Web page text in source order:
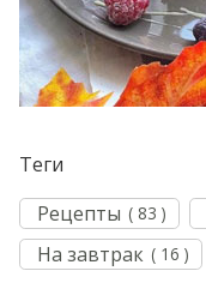
Теги
Рецепты ( 83 )
На завтрак ( 16 )